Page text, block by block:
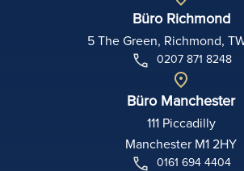
Büro Richmond
5 The Green, Richmond,
0207 871 8248
Büro Manchester
111 Piccadilly
Manchester M1 2HY
0161 694 4404